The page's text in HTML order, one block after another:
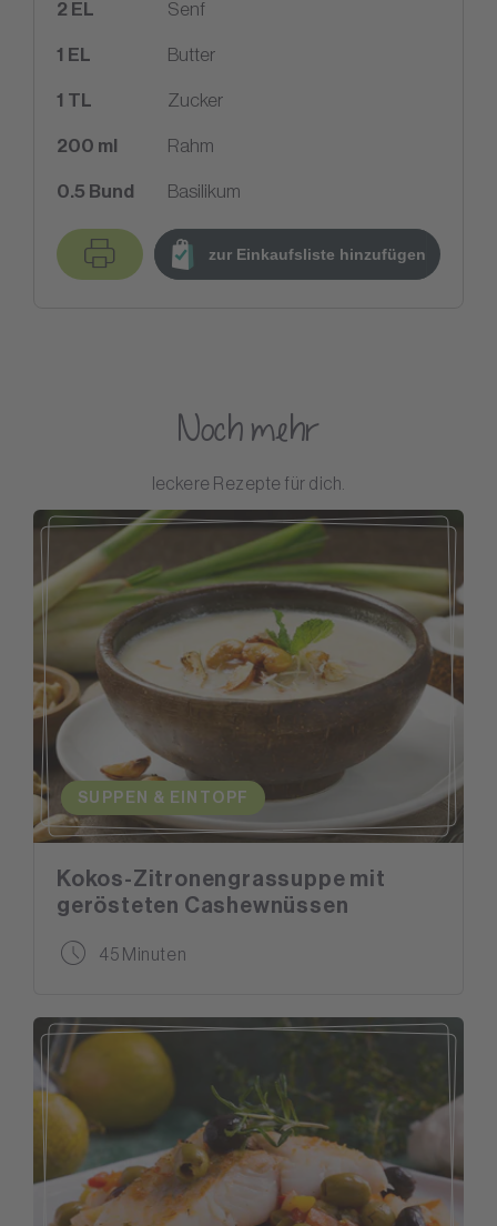
2 EL Senf
1 EL Butter
1 TL Zucker
200 ml Rahm
0.5 Bund Basilikum
zur Einkaufsliste hinzufügen
Noch mehr
leckere Rezepte für dich.
SUPPEN & EINTOPF
Kokos-Zitronengrassuppe mit
gerösteten Cashewnüssen
45 Minuten